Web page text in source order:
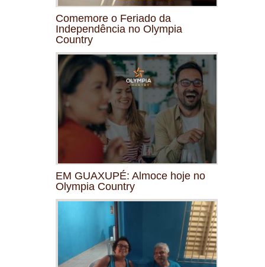
Comemore o Feriado da
Independência no Olympia
Country
EM GUAXUPÉ: Almoce hoje no
Olympia Country